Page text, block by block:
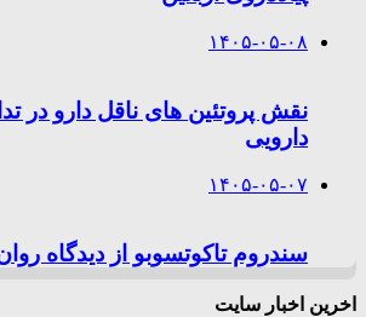
۱۴۰۵-۰۵-۰۸
نقش پروتئین های ناقل دارو در
دارویی
۱۴۰۵-۰۵-۰۷
سندروم تاکوتسوبو از دیدگاه
اخرین اخبار سایت